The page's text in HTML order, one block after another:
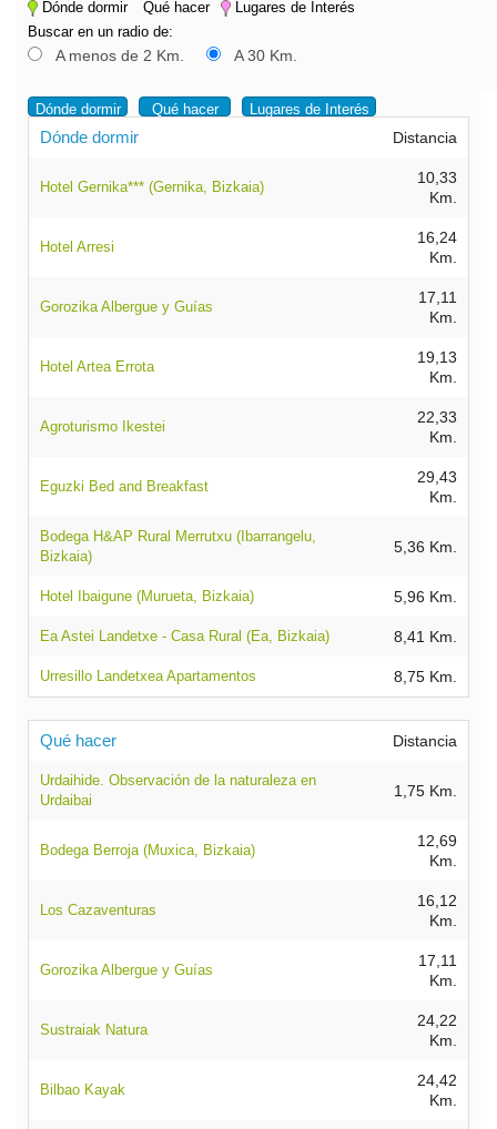
Dónde dormir Qué hacer
Lugares de Interés
Buscar en un radio de:
A menos de 2 Km. A 30 Km.
Dónde dormir Qué hacer Lugares de Interés
Dónde dormir Distancia
Hotel Gernika*** (Gernika, Bizkaia)
10,33
Km.
Hotel Arresi
16,24
Km.
Gorozika Albergue y Guías
17,11
Km.
Hotel Artea Errota
19,13
Km.
Agroturismo Ikestei
22,33
Km.
Eguzki Bed and Breakfast
29,43
Km.
Bodega H&AP Rural Merrutxu (Ibarrangelu,
Bizkaia)
5,36 Km.
Hotel Ibaigune (Murueta, Bizkaia) 5,96 Km.
Ea Astei Landetxe - Casa Rural (Ea, Bizkaia) 8,41 Km.
Urresillo Landetxea Apartamentos 8,75 Km.
Qué hacer Distancia
Urdaihide. Observación de la naturaleza en
Urdaibai
1,75 Km.
Bodega Berroja (Muxica, Bizkaia)
12,69
Km.
Los Cazaventuras
16,12
Km.
Gorozika Albergue y Guías
17,11
Km.
Sustraiak Natura
24,22
Km.
Bilbao Kayak
24,42
Km.